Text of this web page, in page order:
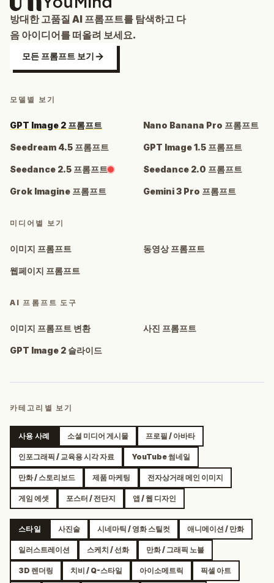
방대한 고품질 AI 프롬프트를 탐색하고 다
음 아이디어를 떠올려 보세요.
모든 프롬프트 보기
모델별 보기
GPT Image 2 프롬프트 Nano Banana Pro 프롬프트
Seedream 4.5 프롬프트 GPT Image 1.5 프롬프트
Seedance 2.5 프롬프트 Seedance 2.0 프롬프트
Grok Imagine 프롬프트 Gemini 3 Pro 프롬프트
미디어별 보기
이미지 프롬프트 동영상 프롬프트
웹페이지 프롬프트
AI 프롬프트 도구
이미지 프롬프트 변환 사진 프롬프트
GPT Image 2 슬라이드
카테고리별 보기
사용 사례 소셜 미디어 게시물 프로필 / 아바타
인포그래픽 / 교육용 시각 자료 YouTube 썸네일
만화 / 스토리보드 제품 마케팅 전자상거래 메인 이미지
게임 에셋 포스터 / 전단지 앱 / 웹 디자인
스타일 사진술 시네마틱 / 영화 스틸컷 애니메이션 / 만화
일러스트레이션 스케치 / 선화 만화 / 그래픽 노블
3D 렌더링 치비 / Q-스타일 아이소메트릭 픽셀 아트